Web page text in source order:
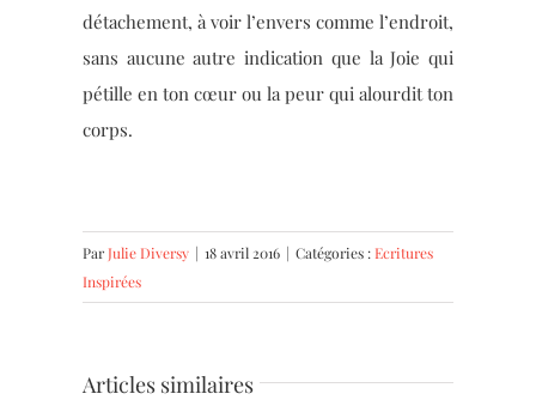
détachement, à voir l’envers comme l’endroit,
sans aucune autre indication que la Joie qui
pétille en ton cœur ou la peur qui alourdit ton
corps.
ParJulie Diversy | 18 avril 2016 | Catégories :Ecritures
Inspirées
Articles similaires